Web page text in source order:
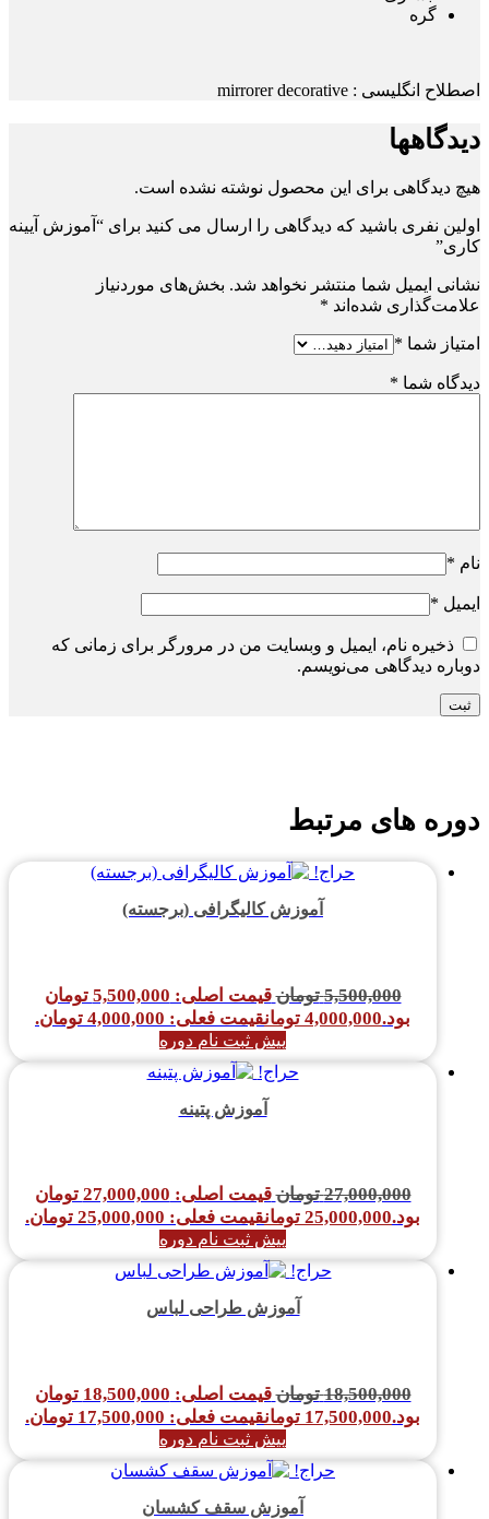
گره
اصطلاح انگلیسی : mirrorer decorative
دیدگاهها
هیچ دیدگاهی برای این محصول نوشته نشده است.
اولین نفری باشید که دیدگاهی را ارسال می کنید برای “آموزش آیینه
کاری”
نشانی ایمیل شما منتشر نخواهد شد. بخش‌های موردنیاز
علامت‌گذاری شده‌اند *
امتیاز شما *
دیدگاه شما *
نام *
ایمیل *
ذخیره نام، ایمیل و وبسایت من در مرورگر برای زمانی که
دوباره دیدگاهی می‌نویسم.
دوره های مرتبط
حراج!
آموزش کالیگرافی (برجسته)
5,500,000 تومان
قیمت اصلی: 5,500,000 تومان
بود.4,000,000 تومانقیمت فعلی: 4,000,000 تومان.
پیش ثبت نام دوره
حراج!
آموزش پتینه
27,000,000 تومان
قیمت اصلی: 27,000,000 تومان
بود.25,000,000 تومانقیمت فعلی: 25,000,000 تومان.
پیش ثبت نام دوره
حراج!
آموزش طراحی لباس
18,500,000 تومان
قیمت اصلی: 18,500,000 تومان
بود.17,500,000 تومانقیمت فعلی: 17,500,000 تومان.
پیش ثبت نام دوره
حراج!
آموزش سقف کشسان